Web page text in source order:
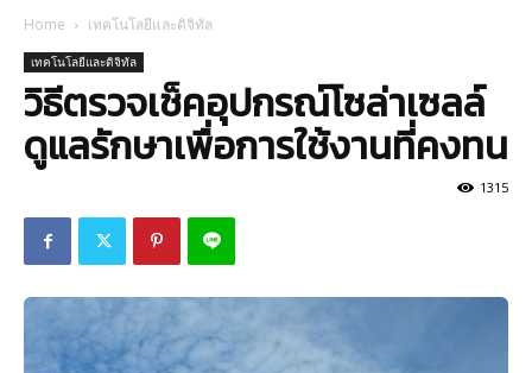
Home เทคโนโลยีและดิจิทัล
เทคโนโลยีและดิจิทัล
วิธีตรวจเช็คอุปกรณ์โซล่าเซลล์
ดูแลรักษาเพื่อการใช้งานที่คงทน
1315